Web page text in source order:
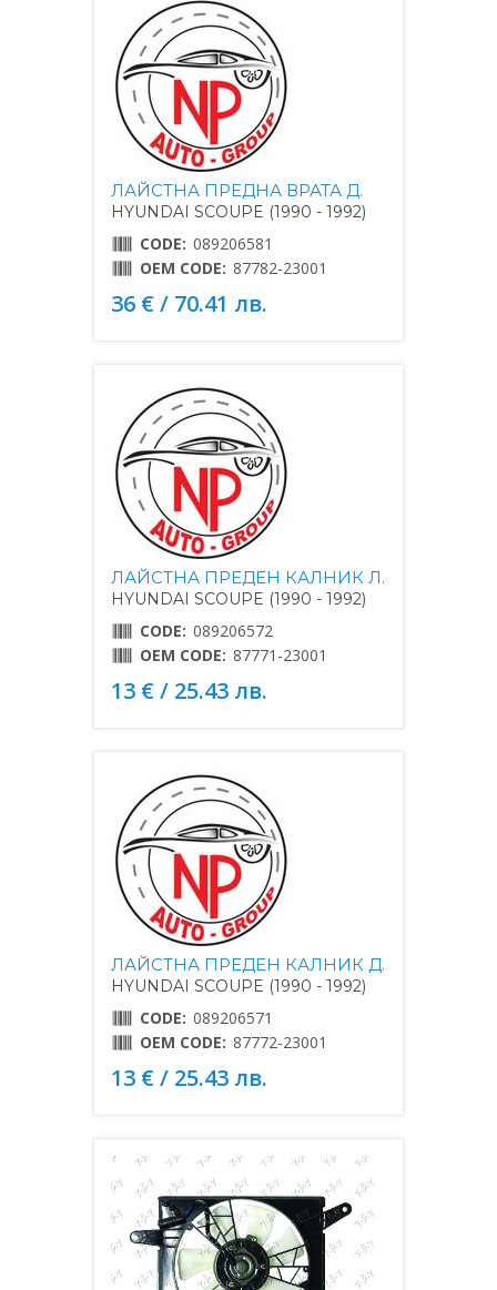
ЛАЙСТНА ПРЕДНА ВРАТА Д.
HYUNDAI SCOUPE (1990 - 1992)
CODE: 089206581
OEM CODE: 87782-23001
36 € / 70.41 лв.
ЛАЙСТНА ПРЕДЕН КАЛНИК Л.
HYUNDAI SCOUPE (1990 - 1992)
CODE: 089206572
OEM CODE: 87771-23001
13 € / 25.43 лв.
ЛАЙСТНА ПРЕДЕН КАЛНИК Д.
HYUNDAI SCOUPE (1990 - 1992)
CODE: 089206571
OEM CODE: 87772-23001
13 € / 25.43 лв.